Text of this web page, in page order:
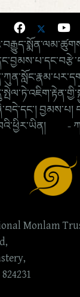
-
Monlam